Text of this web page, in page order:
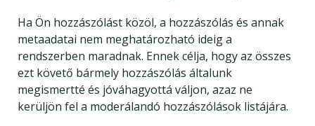
Ha Ön hozzászólást közöl, a hozzászólás és annak
metaadatai nem meghatározható ideig a
rendszerben maradnak. Ennek célja, hogy az összes
ezt követő bármely hozzászólás általunk
megismertté és jóváhagyottá váljon, azaz ne
kerüljön fel a moderálandó hozzászólások listájára.